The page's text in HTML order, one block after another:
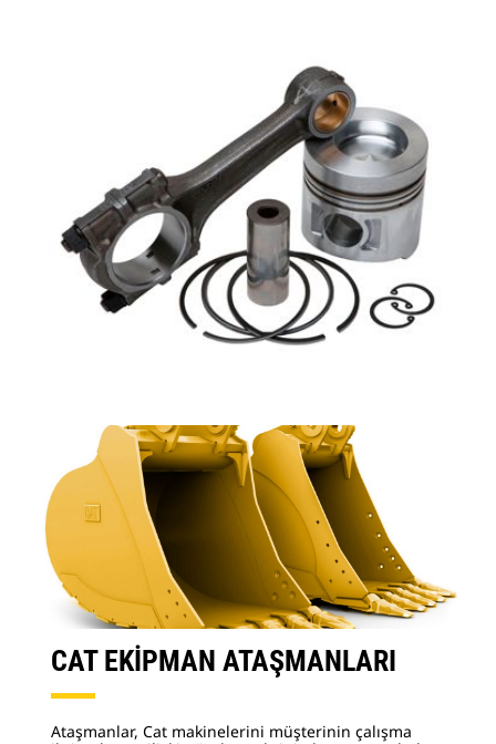
CAT EKİPMAN ATAŞMANLARI
Ataşmanlar, Cat makinelerini müşterinin çalışma